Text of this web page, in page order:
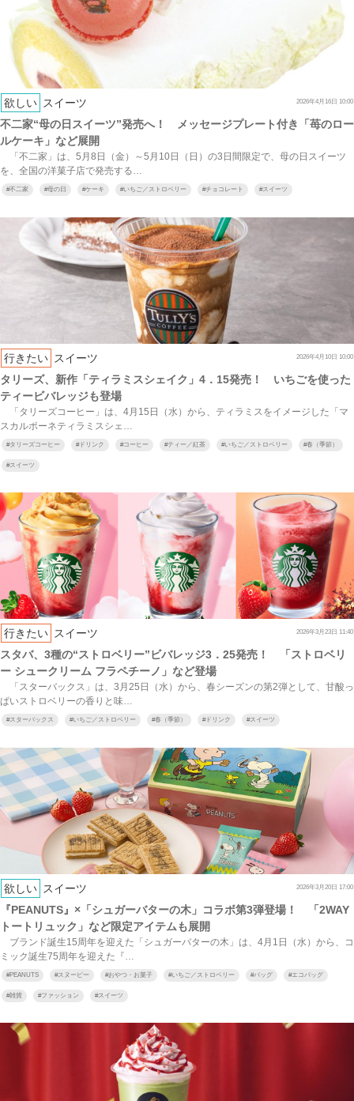
欲しい スイーツ 2026年4月16日 10:00
不二家“母の日スイーツ”発売へ！ メッセージプレート付き「苺のロー
ルケーキ」など展開
「不二家」は、5月8日（金）～5月10日（日）の3日間限定で、母の日スイーツ
を、全国の洋菓子店で発売する…
#不二家 #母の日 #ケーキ #いちご／ストロベリー #チョコレート #スイーツ
行きたい スイーツ 2026年4月10日 10:00
タリーズ、新作「ティラミスシェイク」4．15発売！ いちごを使った
ティービバレッジも登場
「タリーズコーヒー」は、4月15日（水）から、ティラミスをイメージした「マ
スカルポーネティラミスシェ…
#タリーズコーヒー #ドリンク #コーヒー #ティー／紅茶 #いちご／ストロベリー #春（季節）
#スイーツ
行きたい スイーツ 2026年3月23日 11:40
スタバ、3種の“ストロベリー”ビバレッジ3．25発売！ 「ストロベリ
ー シュークリーム フラペチーノ」など登場
「スターバックス」は、3月25日（水）から、春シーズンの第2弾として、甘酸っ
ぱいストロベリーの香りと味…
#スターバックス #いちご／ストロベリー #春（季節） #ドリンク #スイーツ
欲しい スイーツ 2026年3月20日 17:00
『PEANUTS』×「シュガーバターの木」コラボ第3弾登場！ 「2WAY
トートリュック」など限定アイテムも展開
ブランド誕生15周年を迎えた「シュガーバターの木」は、4月1日（水）から、コ
ミック誕生75周年を迎えた『…
#PEANUTS #スヌーピー #おやつ・お菓子 #いちご／ストロベリー #バッグ #エコバッグ
#雑貨 #ファッション #スイーツ